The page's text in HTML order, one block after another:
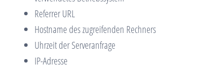
Referrer URL
Hostname des zugreifenden Rechners
Uhrzeit der Serveranfrage
IP-Adresse